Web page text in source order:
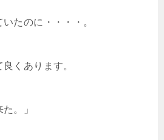
たのに・・・・。
くあります。
。」